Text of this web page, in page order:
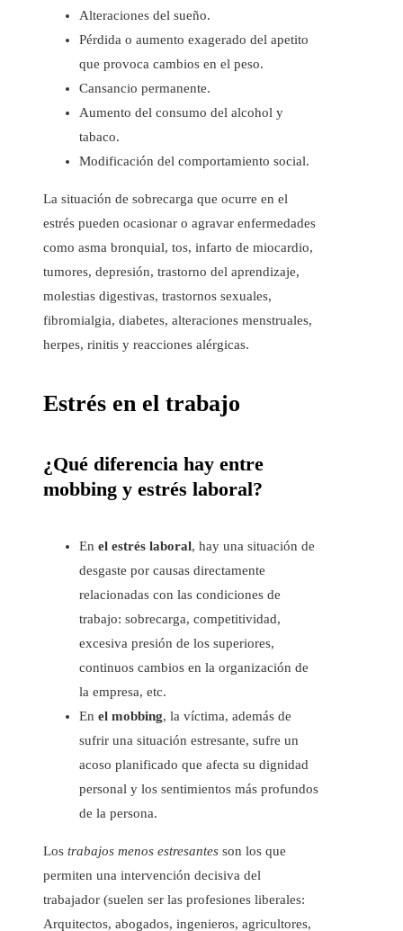
Alteraciones del sueño.
Pérdida o aumento exagerado del apetito
que provoca cambios en el peso.
Cansancio permanente.
Aumento del consumo del alcohol y
tabaco.
Modificación del comportamiento social.
La situación de sobrecarga que ocurre en el
estrés pueden ocasionar o agravar enfermedades
como asma bronquial, tos, infarto de miocardio,
tumores, depresión, trastorno del aprendizaje,
molestias digestivas, trastornos sexuales,
fibromialgia, diabetes, alteraciones menstruales,
herpes, rinitis y reacciones alérgicas.
Estrés en el trabajo
¿Qué diferencia hay entre
mobbing y estrés laboral?
En el estrés laboral, hay una situación de
desgaste por causas directamente
relacionadas con las condiciones de
trabajo: sobrecarga, competitividad,
excesiva presión de los superiores,
continuos cambios en la organización de
la empresa, etc.
En el mobbing, la víctima, además de
sufrir una situación estresante, sufre un
acoso planificado que afecta su dignidad
personal y los sentimientos más profundos
de la persona.
Los trabajos menos estresantes son los que
permiten una intervención decisiva del
trabajador (suelen ser las profesiones liberales:
Arquitectos, abogados, ingenieros, agricultores,